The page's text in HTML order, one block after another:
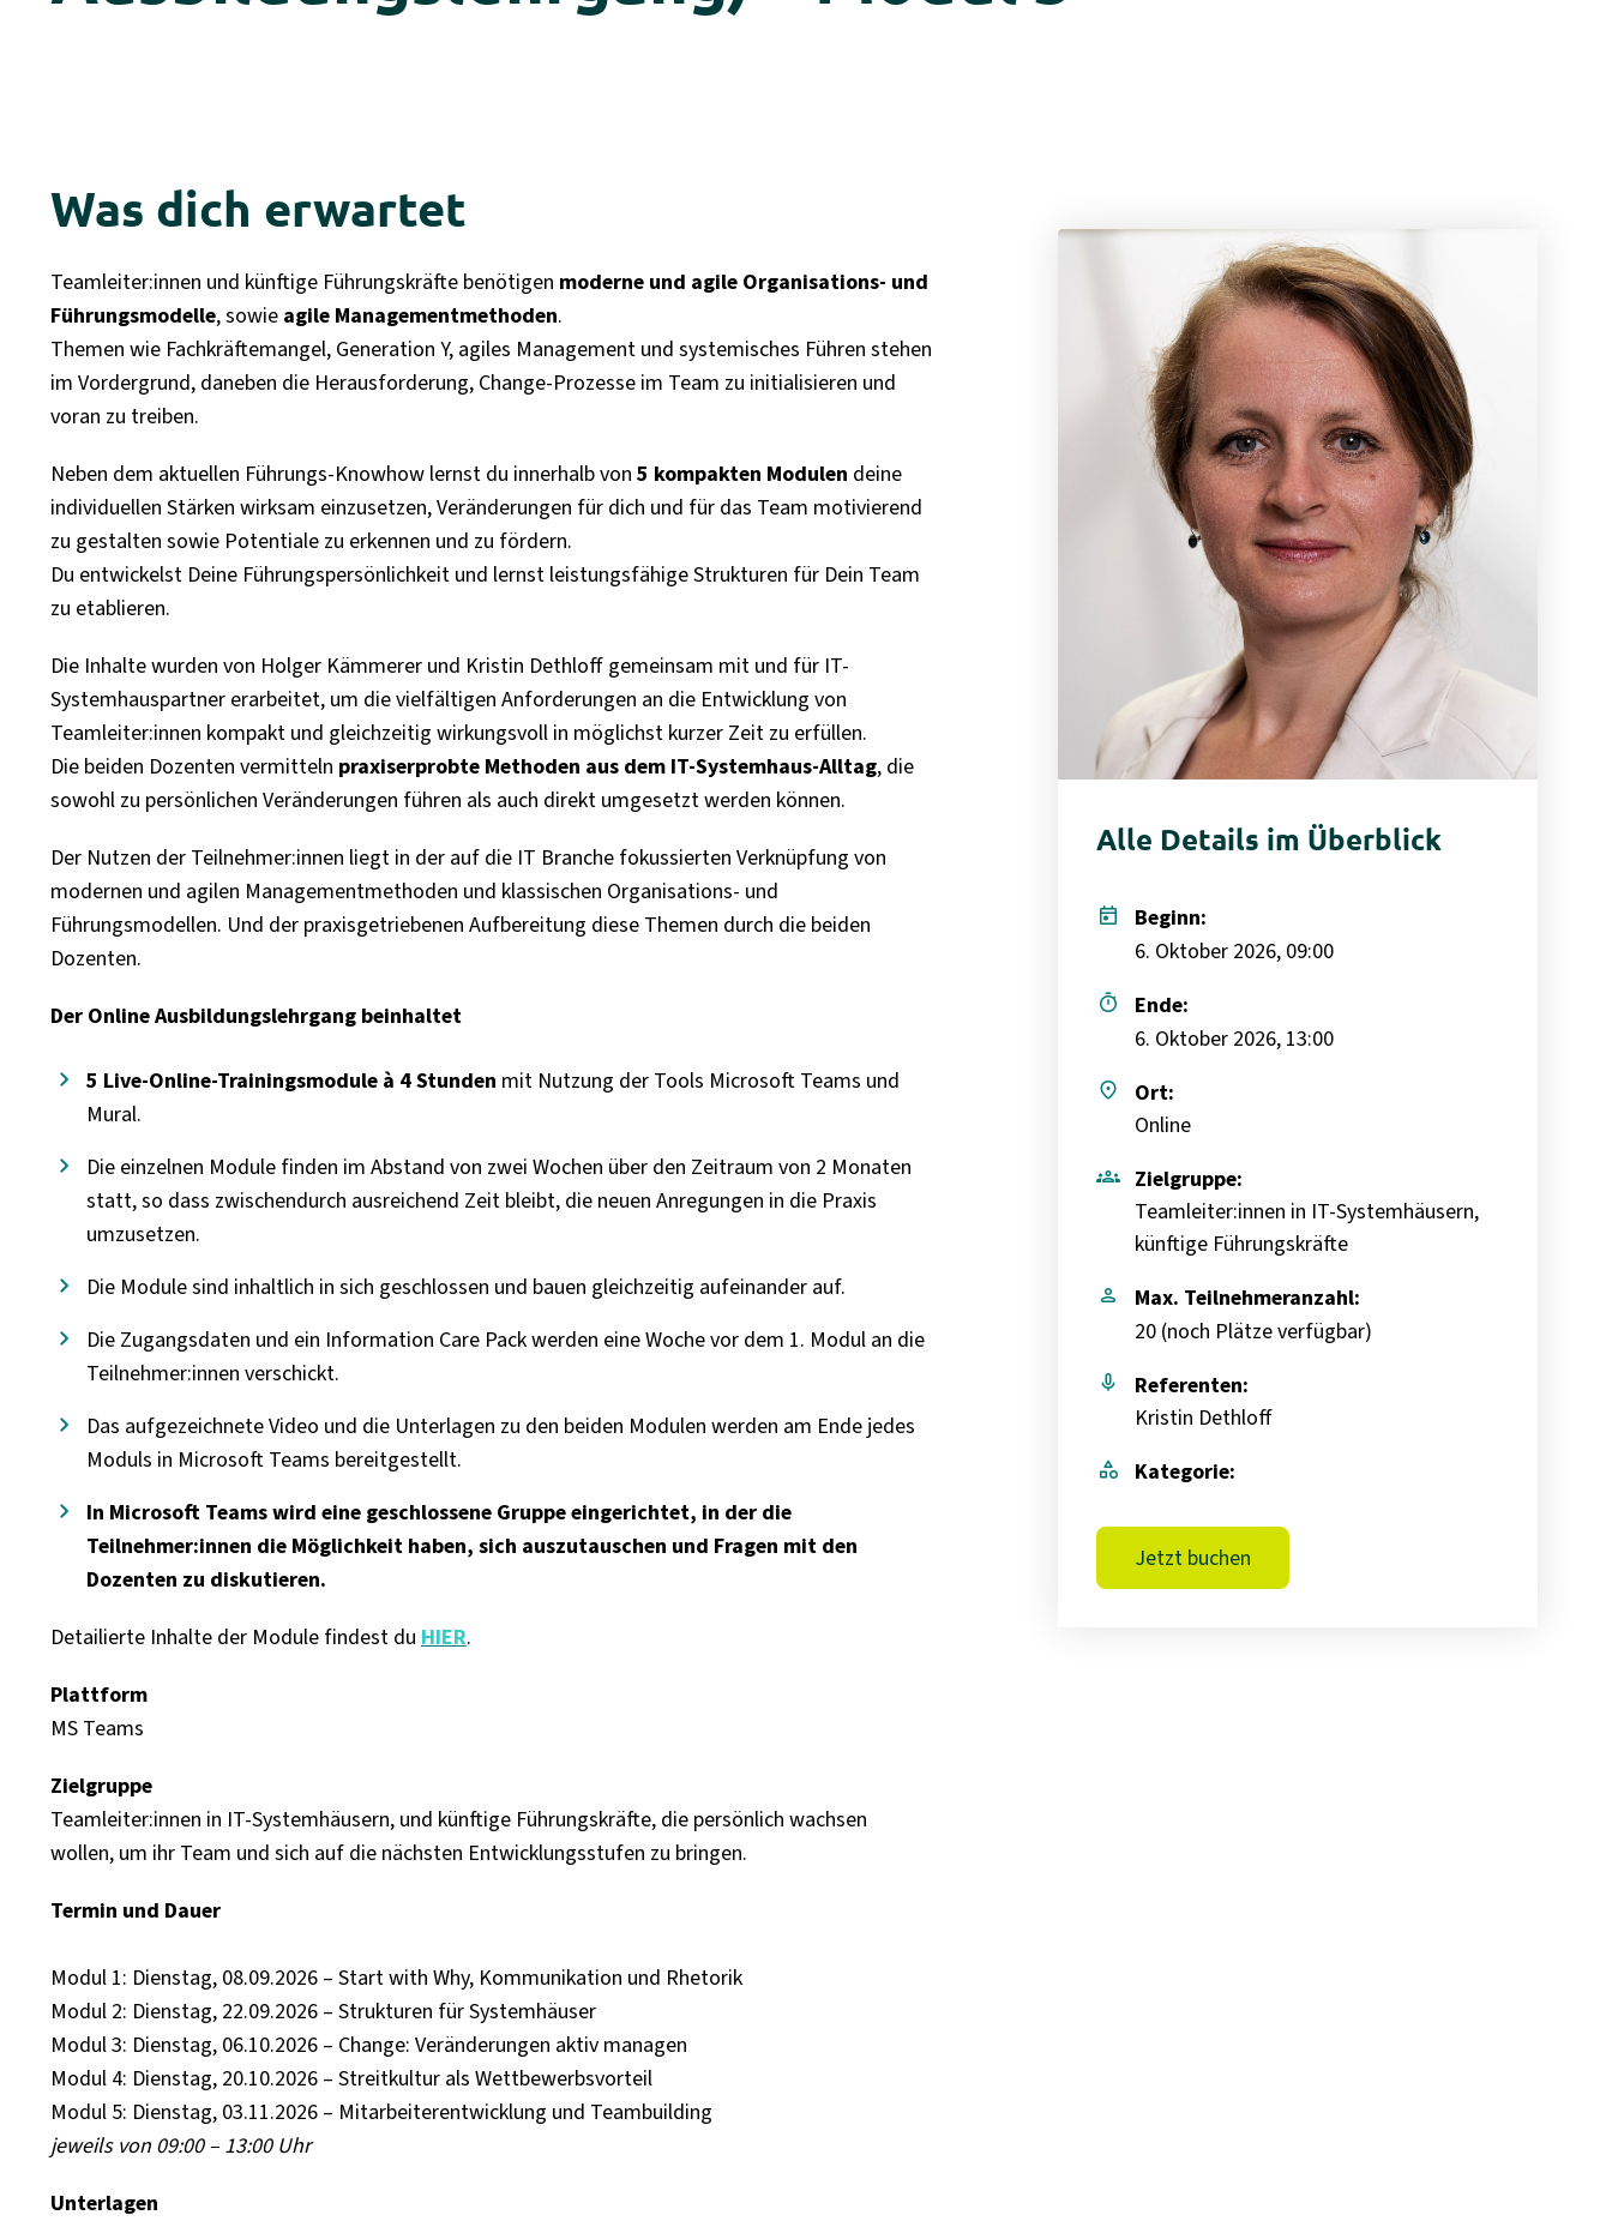
Was dich erwartet
Teamleiter:innen und künftige Führungskräfte benötigen moderne und agile Organisations- und
Führungsmodelle, sowie agile Managementmethoden.
Themen wie Fachkräftemangel, Generation Y, agiles Management und systemisches Führen stehen
im Vordergrund, daneben die Herausforderung, Change-Prozesse im Team zu initialisieren und
voran zu treiben.
Neben dem aktuellen Führungs-Knowhow lernst du innerhalb von 5 kompakten Modulen deine
individuellen Stärken wirksam einzusetzen, Veränderungen für dich und für das Team motivierend
zu gestalten sowie Potentiale zu erkennen und zu fördern.
Du entwickelst Deine Führungspersönlichkeit und lernst leistungsfähige Strukturen für Dein Team
zu etablieren.
Die Inhalte wurden von Holger Kämmerer und Kristin Dethloff gemeinsam mit und für IT-
Systemhauspartner erarbeitet, um die vielfältigen Anforderungen an die Entwicklung von
Teamleiter:innen kompakt und gleichzeitig wirkungsvoll in möglichst kurzer Zeit zu erfüllen.
Die beiden Dozenten vermitteln praxiserprobte Methoden aus dem IT-Systemhaus-Alltag, die
sowohl zu persönlichen Veränderungen führen als auch direkt umgesetzt werden können.
Der Nutzen der Teilnehmer:innen liegt in der auf die IT Branche fokussierten Verknüpfung von
modernen und agilen Managementmethoden und klassischen Organisations- und
Führungsmodellen. Und der praxisgetriebenen Aufbereitung diese Themen durch die beiden
Dozenten.
Der Online Ausbildungslehrgang beinhaltet
5 Live-Online-Trainingsmodule à 4 Stunden mit Nutzung der Tools Microsoft Teams und
Mural.
Die einzelnen Module finden im Abstand von zwei Wochen über den Zeitraum von 2 Monaten
statt, so dass zwischendurch ausreichend Zeit bleibt, die neuen Anregungen in die Praxis
umzusetzen.
Die Module sind inhaltlich in sich geschlossen und bauen gleichzeitig aufeinander auf.
Die Zugangsdaten und ein Information Care Pack werden eine Woche vor dem 1. Modul an die
Teilnehmer:innen verschickt.
Das aufgezeichnete Video und die Unterlagen zu den beiden Modulen werden am Ende jedes
Moduls in Microsoft Teams bereitgestellt.
In Microsoft Teams wird eine geschlossene Gruppe eingerichtet, in der die
Teilnehmer:innen die Möglichkeit haben, sich auszutauschen und Fragen mit den
Dozenten zu diskutieren.
Detailierte Inhalte der Module findest du HIER.
Plattform
MS Teams
Zielgruppe
Teamleiter:innen in IT-Systemhäusern, und künftige Führungskräfte, die persönlich wachsen
wollen, um ihr Team und sich auf die nächsten Entwicklungsstufen zu bringen.
Termin und Dauer
Modul 1: Dienstag, 08.09.2026 – Start with Why, Kommunikation und Rhetorik
Modul 2: Dienstag, 22.09.2026 – Strukturen für Systemhäuser
Modul 3: Dienstag, 06.10.2026 – Change: Veränderungen aktiv managen
Modul 4: Dienstag, 20.10.2026 – Streitkultur als Wettbewerbsvorteil
Modul 5: Dienstag, 03.11.2026 – Mitarbeiterentwicklung und Teambuilding
jeweils von 09:00 – 13:00 Uhr
Unterlagen
Alle Details im Überblick
today
Beginn:
6. Oktober 2026, 09:00
timer
Ende:
6. Oktober 2026, 13:00
place
Ort:
Online
groups Zielgruppe:
Teamleiter:innen in IT-Systemhäusern,
künftige Führungskräfte
person
Max. Teilnehmeranzahl:
20 (noch Plätze verfügbar)
mic
Referenten:
Kristin Dethloff
category
Kategorie:
Jetzt buchen